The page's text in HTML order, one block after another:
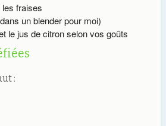
fraises
un blender pour moi)
le jus de citron selon vos goûts
: